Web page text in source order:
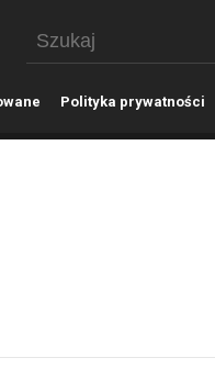
Polityka prywatności